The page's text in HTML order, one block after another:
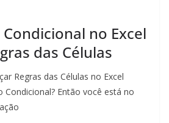
no Excel
das Células
Regras das Células no Excel
Condicional? Então você está no